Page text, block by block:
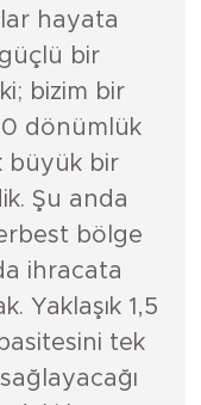
hayata
bir
bizim bir
dönümlük
büyük bir
Şu anda
bölge
ihracata
Yaklaşık 1,5
tek